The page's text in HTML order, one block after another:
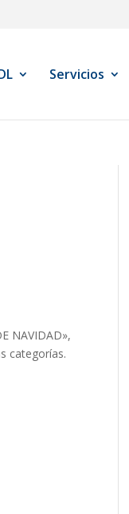
Servicios
NAVIDAD»,
categorías.